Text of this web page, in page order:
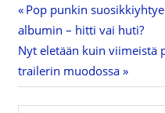
Artikkelien
selaus
Previous
Post:
Pop punkin
albumin – hitti vai huti?
Next
Post:
Nyt eletään kuin viimeistä
trailerin muodossa